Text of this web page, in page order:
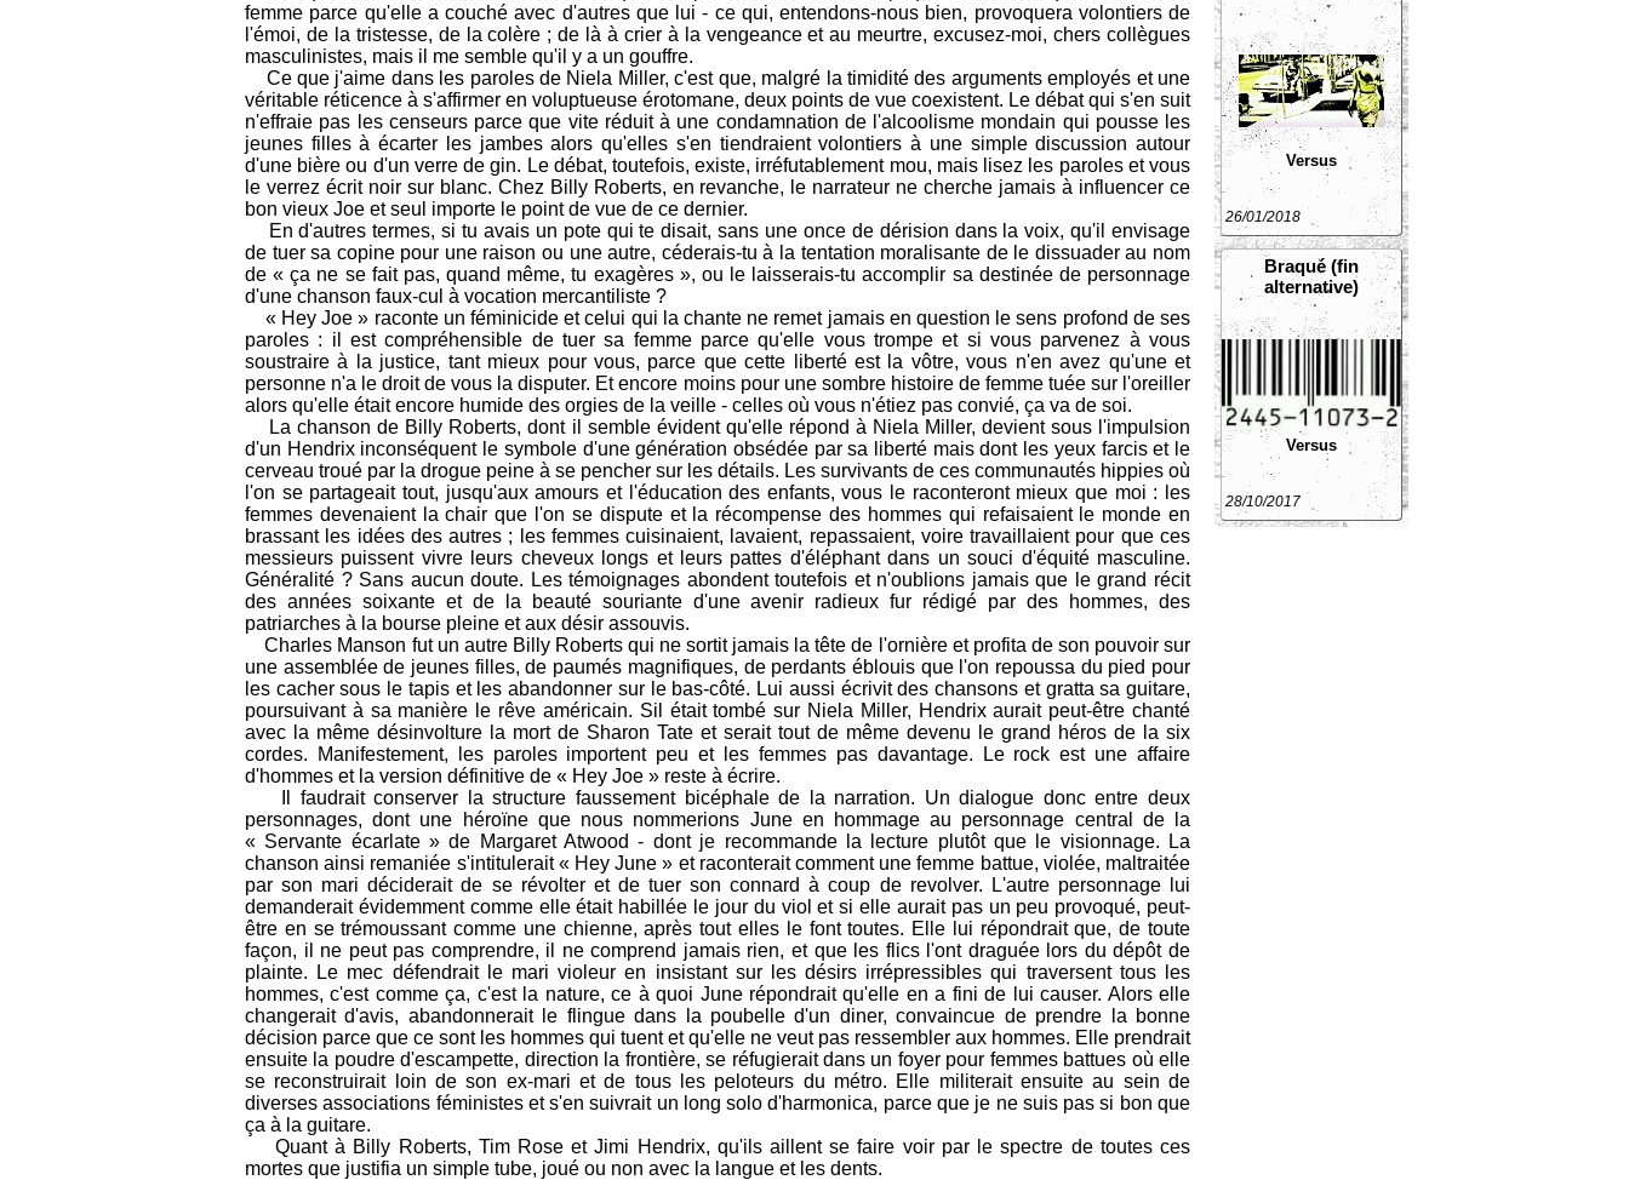
Versus
26/01/2018
Braqué (fin
alternative)
Versus
28/10/2017
femme parce qu'elle a couché avec d'autres que lui - ce qui, entendons-nous bien, provoquera volontiers de
l'émoi, de la tristesse, de la colère ; de là à crier à la vengeance et au meurtre, excusez-moi, chers collègues
masculinistes, mais il me semble qu'il y a un gouffre.
Ce que j'aime dans les paroles de Niela Miller, c'est que, malgré la timidité des arguments employés et une
véritable réticence à s'affirmer en voluptueuse érotomane, deux points de vue coexistent. Le débat qui s'en suit
n'effraie pas les censeurs parce que vite réduit à une condamnation de l'alcoolisme mondain qui pousse les
jeunes filles à écarter les jambes alors qu'elles s'en tiendraient volontiers à une simple discussion autour
d'une bière ou d'un verre de gin. Le débat, toutefois, existe, irréfutablement mou, mais lisez les paroles et vous
le verrez écrit noir sur blanc. Chez Billy Roberts, en revanche, le narrateur ne cherche jamais à influencer ce
bon vieux Joe et seul importe le point de vue de ce dernier.
En d'autres termes, si tu avais un pote qui te disait, sans une once de dérision dans la voix, qu'il envisage
de tuer sa copine pour une raison ou une autre, céderais-tu à la tentation moralisante de le dissuader au nom
de « ça ne se fait pas, quand même, tu exagères », ou le laisserais-tu accomplir sa destinée de personnage
d'une chanson faux-cul à vocation mercantiliste ?
« Hey Joe » raconte un féminicide et celui qui la chante ne remet jamais en question le sens profond de ses
paroles : il est compréhensible de tuer sa femme parce qu'elle vous trompe et si vous parvenez à vous
soustraire à la justice, tant mieux pour vous, parce que cette liberté est la vôtre, vous n'en avez qu'une et
personne n'a le droit de vous la disputer. Et encore moins pour une sombre histoire de femme tuée sur l'oreiller
alors qu'elle était encore humide des orgies de la veille - celles où vous n'étiez pas convié, ça va de soi.
La chanson de Billy Roberts, dont il semble évident qu'elle répond à Niela Miller, devient sous l'impulsion
d'un Hendrix inconséquent le symbole d'une génération obsédée par sa liberté mais dont les yeux farcis et le
cerveau troué par la drogue peine à se pencher sur les détails. Les survivants de ces communautés hippies où
l'on se partageait tout, jusqu'aux amours et l'éducation des enfants, vous le raconteront mieux que moi : les
femmes devenaient la chair que l'on se dispute et la récompense des hommes qui refaisaient le monde en
brassant les idées des autres ; les femmes cuisinaient, lavaient, repassaient, voire travaillaient pour que ces
messieurs puissent vivre leurs cheveux longs et leurs pattes d'éléphant dans un souci d'équité masculine.
Généralité ? Sans aucun doute. Les témoignages abondent toutefois et n'oublions jamais que le grand récit
des années soixante et de la beauté souriante d'une avenir radieux fur rédigé par des hommes, des
patriarches à la bourse pleine et aux désir assouvis.
Charles Manson fut un autre Billy Roberts qui ne sortit jamais la tête de l'ornière et profita de son pouvoir sur
une assemblée de jeunes filles, de paumés magnifiques, de perdants éblouis que l'on repoussa du pied pour
les cacher sous le tapis et les abandonner sur le bas-côté. Lui aussi écrivit des chansons et gratta sa guitare,
poursuivant à sa manière le rêve américain. Sil était tombé sur Niela Miller, Hendrix aurait peut-être chanté
avec la même désinvolture la mort de Sharon Tate et serait tout de même devenu le grand héros de la six
cordes. Manifestement, les paroles importent peu et les femmes pas davantage. Le rock est une affaire
d'hommes et la version définitive de « Hey Joe » reste à écrire.
Il faudrait conserver la structure faussement bicéphale de la narration. Un dialogue donc entre deux
personnages, dont une héroïne que nous nommerions June en hommage au personnage central de la
« Servante écarlate » de Margaret Atwood - dont je recommande la lecture plutôt que le visionnage. La
chanson ainsi remaniée s'intitulerait « Hey June » et raconterait comment une femme battue, violée, maltraitée
par son mari déciderait de se révolter et de tuer son connard à coup de revolver. L'autre personnage lui
demanderait évidemment comme elle était habillée le jour du viol et si elle aurait pas un peu provoqué, peut-
être en se trémoussant comme une chienne, après tout elles le font toutes. Elle lui répondrait que, de toute
façon, il ne peut pas comprendre, il ne comprend jamais rien, et que les flics l'ont draguée lors du dépôt de
plainte. Le mec défendrait le mari violeur en insistant sur les désirs irrépressibles qui traversent tous les
hommes, c'est comme ça, c'est la nature, ce à quoi June répondrait qu'elle en a fini de lui causer. Alors elle
changerait d'avis, abandonnerait le flingue dans la poubelle d'un diner, convaincue de prendre la bonne
décision parce que ce sont les hommes qui tuent et qu'elle ne veut pas ressembler aux hommes. Elle prendrait
ensuite la poudre d'escampette, direction la frontière, se réfugierait dans un foyer pour femmes battues où elle
se reconstruirait loin de son ex-mari et de tous les peloteurs du métro. Elle militerait ensuite au sein de
diverses associations féministes et s'en suivrait un long solo d'harmonica, parce que je ne suis pas si bon que
ça à la guitare.
Quant à Billy Roberts, Tim Rose et Jimi Hendrix, qu'ils aillent se faire voir par le spectre de toutes ces
mortes que justifia un simple tube, joué ou non avec la langue et les dents.